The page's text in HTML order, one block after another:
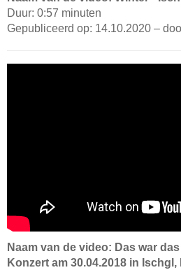
Duur: 0:57 minuten
Gepubliceerd op: 14.10.2020 –
Naam van de video: Das war
Konzert am 30.04.2018 in Ischgl,